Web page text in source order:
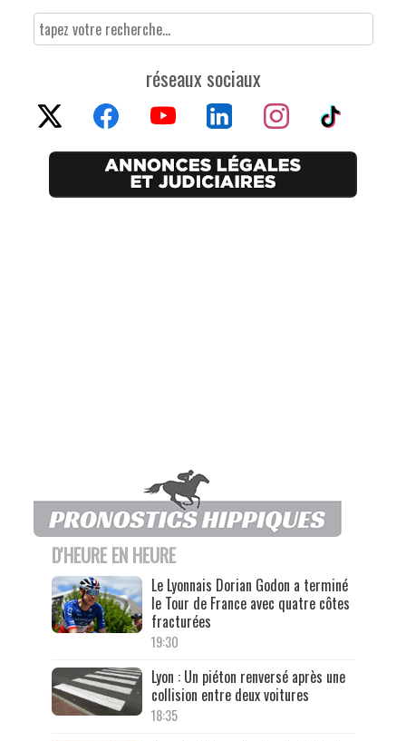
réseaux sociaux
D'HEURE EN HEURE
Le Lyonnais Dorian Godon a terminé
le Tour de France avec quatre côtes
fracturées
19:30
Lyon : Un piéton renversé après une
collision entre deux voitures
18:35